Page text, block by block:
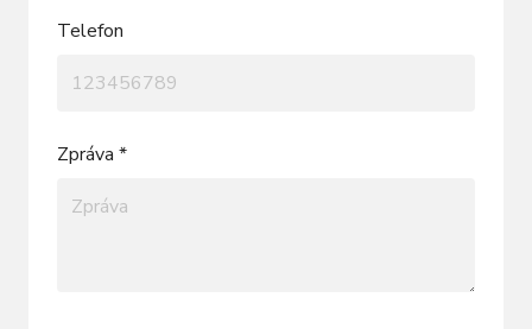
Telefon
Zpráva *